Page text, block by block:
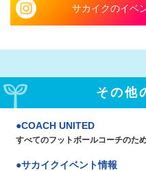
サカイクのイベ
その他
COACH UNITED
すべてのフットボールコーチのた
サカイクイベント情報